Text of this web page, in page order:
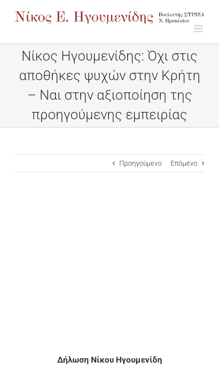
Νίκος Ηγουμενίδης: Όχι στις
αποθήκες ψυχών στην Κρήτη
– Ναι στην αξιοποίηση της
προηγούμενης εμπειρίας
Προηγούμενο Επόμενο
Δήλωση Νίκου Ηγουμενίδη